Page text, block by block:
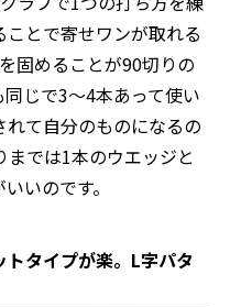
とで寄せワンが取れる
固めることが90切りの
じで3～4本あって使い
て自分のものになるの
では1本のウエッジと
いのです。
タイプが楽。L字パタ